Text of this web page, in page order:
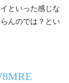
といった感じな
んのでは？とい